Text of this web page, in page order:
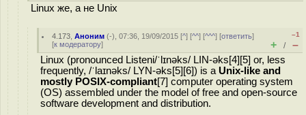
Linux же, а не Unix
4.173 ,Аноним (-), 07:36, 19/09/2015 [^] [^^] [^^^] [ответить]
[к модератору]
–1
+ / –
Linux (pronounced Listeni/ˈlɪnəks/ LIN-əks[4][5] or, less
frequently, /ˈlaɪnəks/ LYN-əks[5][6]) is a Unix-like and
mostly POSIX-compliant[7] computer operating system
(OS) assembled under the model of free and open-source
software development and distribution.